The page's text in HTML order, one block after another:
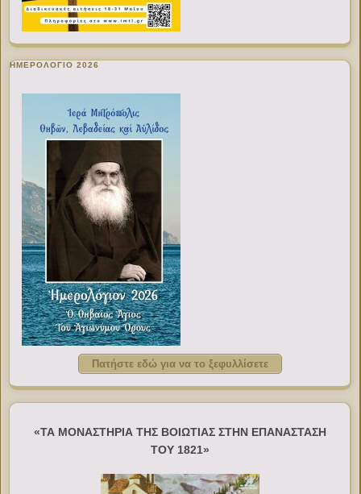
ΗΜΕΡΟΛΟΓΙΟ 2026
Πατήστε εδώ για να το ξεφυλλίσετε
«ΤΑ ΜΟΝΑΣΤΗΡΙΑ ΤΗΣ ΒΟΙΩΤΙΑΣ ΣΤΗΝ ΕΠΑΝΑΣΤΑΣΗ
ΤΟΥ 1821»